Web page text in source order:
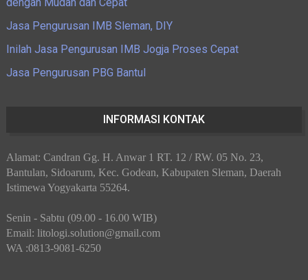
Jasa Pengurusan IMB Sleman, DIY
Inilah Jasa Pengurusan IMB Jogja Proses Cepat
Jasa Pengurusan PBG Bantul
INFORMASI KONTAK
Alamat: Candran Gg. H. Anwar 1 RT. 12 / RW. 05 No. 23,
Bantulan, Sidoarum, Kec. Godean, Kabupaten Sleman, Daerah
Istimewa Yogyakarta 55264.
Senin - Sabtu (09.00 - 16.00 WIB)
Email: litologi.solution@gmail.com
WA :0813-9081-6250